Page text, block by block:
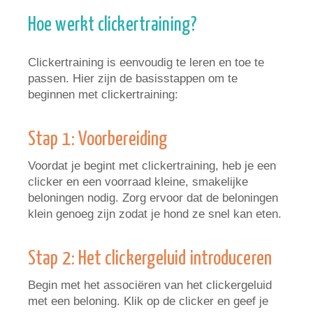
Hoe werkt clickertraining?
Clickertraining is eenvoudig te leren en toe te
passen. Hier zijn de basisstappen om te
beginnen met clickertraining:
Stap 1: Voorbereiding
Voordat je begint met clickertraining, heb je een
clicker en een voorraad kleine, smakelijke
beloningen nodig. Zorg ervoor dat de beloningen
klein genoeg zijn zodat je hond ze snel kan eten.
Stap 2: Het clickergeluid introduceren
Begin met het associëren van het clickergeluid
met een beloning. Klik op de clicker en geef je